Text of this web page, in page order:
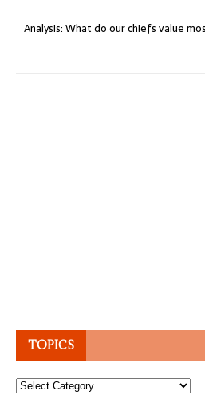
Analysis: What do our chiefs value
TOPICS
Topics